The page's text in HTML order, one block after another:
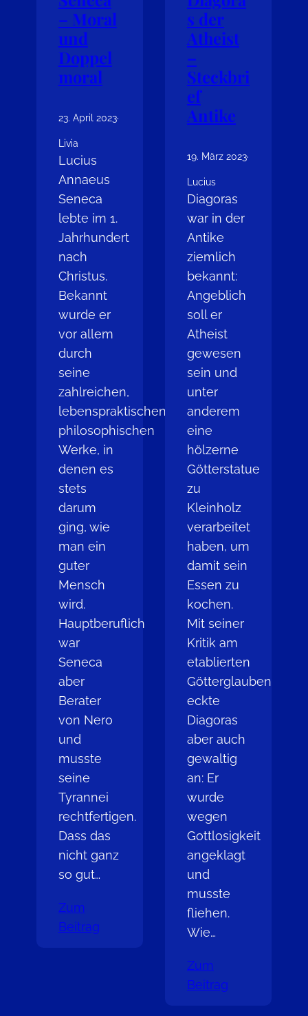
– Moral
und
Doppel
moral
23. April 2023·
Livia
Lucius
Annaeus
Seneca
lebte im 1.
Jahrhundert
nach
Christus.
Bekannt
wurde er
vor allem
durch
seine
zahlreichen,
lebenspraktischen
philosophischen
Werke, in
denen es
stets
darum
ging, wie
man ein
guter
Mensch
wird.
Hauptberuflich
war
Seneca
aber
Berater
von Nero
und
musste
seine
Tyrannei
rechtfertigen.
Dass das
nicht ganz
so gut…
Zum
Beitrag
s der
Atheist
–
Steckbri
ef
Antike
19. März 2023·
Lucius
Diagoras
war in der
Antike
ziemlich
bekannt:
Angeblich
soll er
Atheist
gewesen
sein und
unter
anderem
eine
hölzerne
Götterstatue
zu
Kleinholz
verarbeitet
haben, um
damit sein
Essen zu
kochen.
Mit seiner
Kritik am
etablierten
Götterglauben
eckte
Diagoras
aber auch
gewaltig
an: Er
wurde
wegen
Gottlosigkeit
angeklagt
und
musste
fliehen.
Wie…
Zum
Beitrag